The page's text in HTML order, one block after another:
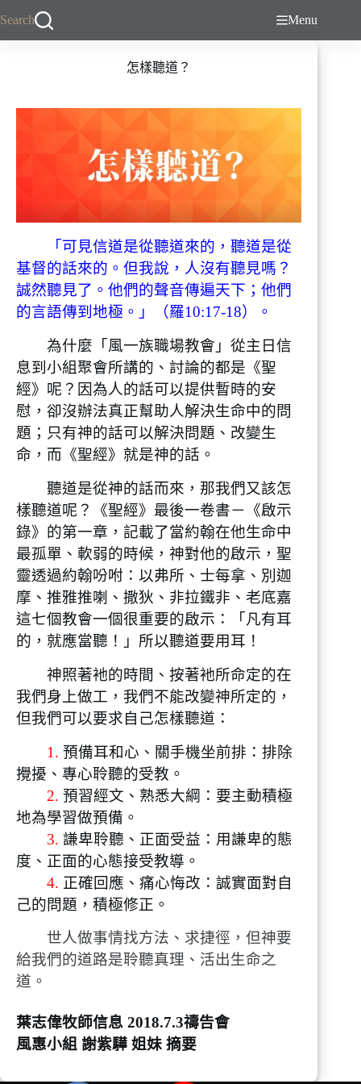
Search Menu
怎樣聽道？
「可見信道是從聽道來的，聽道是從
基督的話來的。但我說，人沒有聽見嗎？
誠然聽見了。他們的聲音傳遍天下；他們
的言語傳到地極。」（羅10:17-18）。
為什麼「風一族職場教會」從主日信
息到小組聚會所講的、討論的都是《聖
經》呢？因為人的話可以提供暫時的安
慰，卻沒辦法真正幫助人解決生命中的問
題；只有神的話可以解決問題、改變生
命，而《聖經》就是神的話。
聽道是從神的話而來，那我們又該怎
樣聽道呢？《聖經》最後一卷書－《啟示
錄》的第一章，記載了當約翰在他生命中
最孤單、軟弱的時候，神對他的啟示，聖
靈透過約翰吩咐：以弗所、士每拿、別迦
摩、推雅推喇、撒狄、非拉鐵非、老底嘉
這七個教會一個很重要的啟示：「凡有耳
的，就應當聽！」所以聽道要用耳！
神照著衪的時間、按著衪所命定的在
我們身上做工，我們不能改變神所定的，
但我們可以要求自己怎樣聽道：
1. 預備耳和心、關手機坐前排：排除
攪擾、專心聆聽的受教。
2. 預習經文、熟悉大綱：要主動積極
地為學習做預備。
3. 謙卑聆聽、正面受益：用謙卑的態
度、正面的心態接受教導。
4. 正確回應、痛心悔改：誠實面對自
己的問題，積極修正。
世人做事情找方法、求捷徑，但神要
給我們的道路是聆聽真理、活出生命之
道。
葉志偉牧師信息 2018.7.3禱告會
風惠小組 謝紫驊 姐妹 摘要